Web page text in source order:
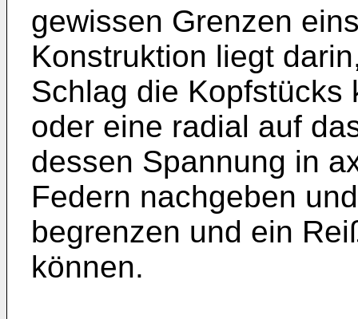
gewissen Grenzen
Konstruktion liegt
Schlag die Kopfstücks
oder eine radial auf
dessen Spannung in
Federn nachgeben
begrenzen und ein
können.